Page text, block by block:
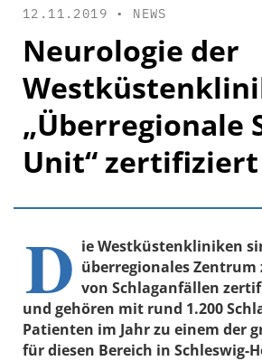
12.11.2019 • NEWS
Neurologie der
„Überregionale
Unit“ zertifiziert
D ie Westküstenkliniken
überregionales
von Schlaganfällen
und gehören mit rund 1.200
Patienten im Jahr zu einem der
für diesen Bereich in Schleswig-